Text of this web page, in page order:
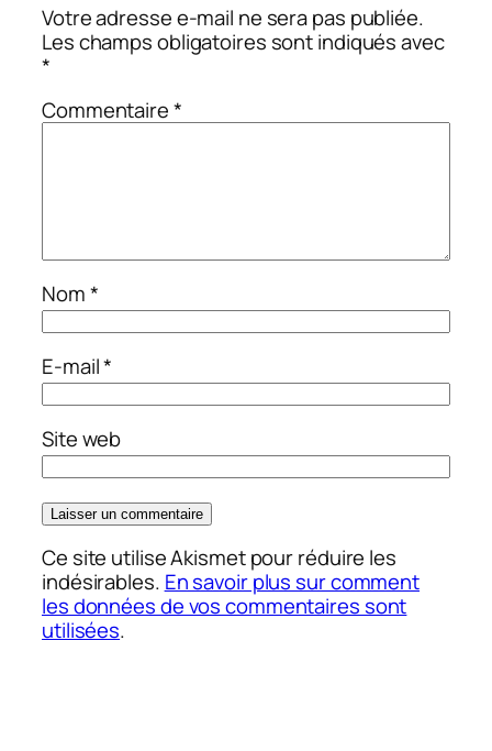
Votre adresse e-mail ne sera pas publiée.
Les champs obligatoires sont indiqués avec
*
Commentaire*
Nom*
E-mail*
Site web
Ce site utilise Akismet pour réduire les
indésirables. En savoir plus sur comment
les données de vos commentaires sont
utilisées.